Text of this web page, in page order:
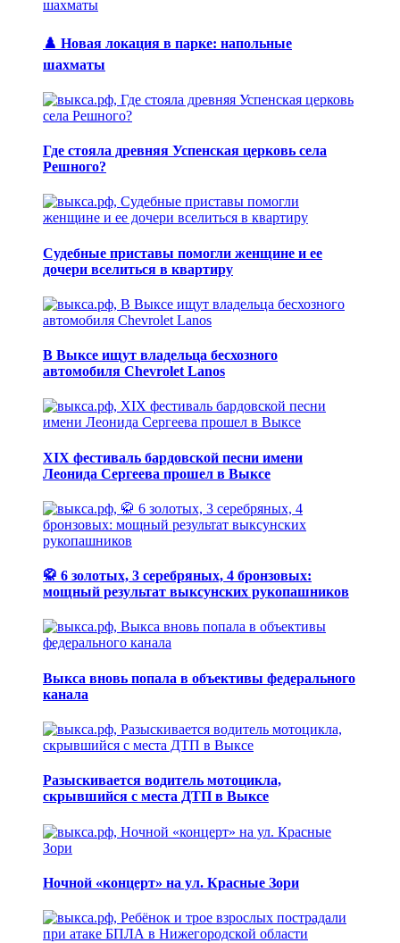
♟️ Новая локация в парке: напольные
шахматы
Где стояла древняя Успенская церковь села
Решного?
Судебные приставы помогли женщине и ее
дочери вселиться в квартиру
В Выксе ищут владельца бесхозного
автомобиля Chevrolet Lanos
XIX фестиваль бардовской песни имени
Леонида Сергеева прошел в Выксе
🥋 6 золотых, 3 серебряных, 4 бронзовых:
мощный результат выксунских рукопашников
Выкса вновь попала в объективы федерального
канала
Разыскивается водитель мотоцикла,
скрывшийся с места ДТП в Выксе
Ночной «концерт» на ул. Красные Зори